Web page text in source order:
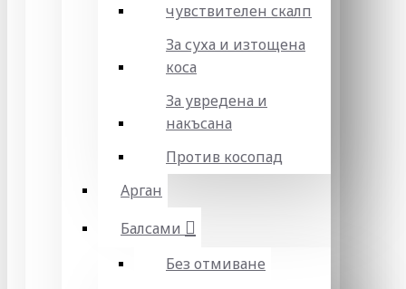
чувствителен скалп
За суха и изтощена
коса
За увредена и
накъсана
Против косопад
Арган
Балсами
Без отмиване